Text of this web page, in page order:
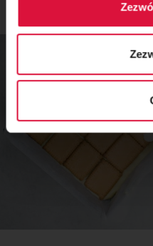
Ubitą śmietankę przełóż na